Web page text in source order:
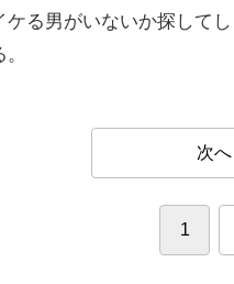
る男がいないか探して
次へ
1